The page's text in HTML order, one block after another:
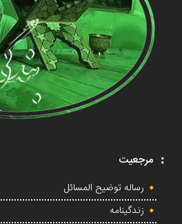
مرجعیت
رساله توضیح المسائل
زندگینامه